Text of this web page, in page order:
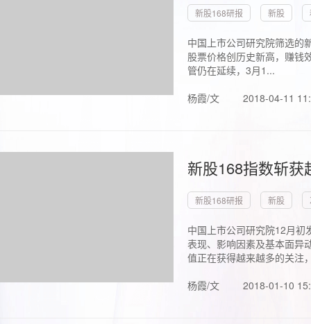
新股168研报 新股
中国上市公司研究院筛选的
股票价格创历史新高，赚钱
管仍在延续，3月1...
杨霞/文
2018-04-11
新股168指数斩
新股168研报 新股
中国上市公司研究院12月初
表现、影响因素及基本面异
值正在获得越来越多的关注
杨霞/文
2018-01-10